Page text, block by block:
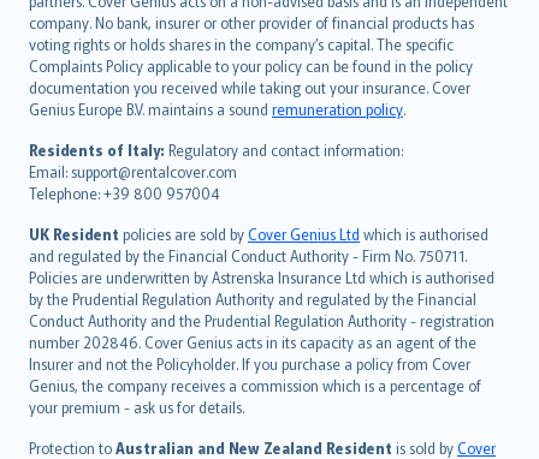
company. No bank, insurer or other provider of financial products has
voting rights or holds shares in the company’s capital. The specific
Complaints Policy applicable to your policy can be found in the policy
documentation you received while taking out your insurance. Cover
Genius Europe B.V. maintains a sound remuneration policy.
Residents of Italy: Regulatory and contact information:
Email: support@rentalcover.com
Telephone: +39 800 957004
UK Resident policies are sold byCover Genius Ltd which is authorised
and regulated by the Financial Conduct Authority - Firm No. 750711.
Policies are underwritten by Astrenska Insurance Ltd which is authorised
by the Prudential Regulation Authority and regulated by the Financial
Conduct Authority and the Prudential Regulation Authority - registration
number 202846. Cover Genius acts in its capacity as an agent of the
Insurer and not the Policyholder. If you purchase a policy from Cover
Genius, the company receives a commission which is a percentage of
your premium - ask us for details.
Protection toAustralian and New Zealand Resident is sold byCover
简体中文
繁體中文
Português
polski
עברית
Português
svenska
日本語
한국어
dansk
norsk
suomi
العربيّة
Türkçe
česky